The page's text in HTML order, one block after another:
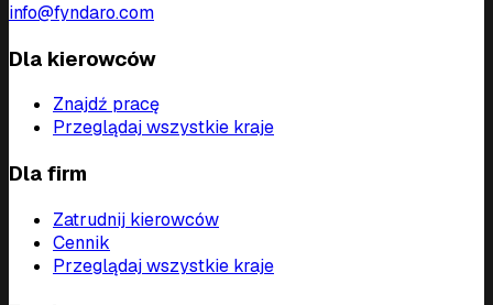
info@fyndaro.com
Dla kierowców
Znajdź pracę
Przeglądaj wszystkie kraje
Dla firm
Zatrudnij kierowców
Cennik
Przeglądaj wszystkie kraje